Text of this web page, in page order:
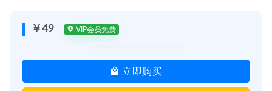
￥49 VIP会员免费
立即购买